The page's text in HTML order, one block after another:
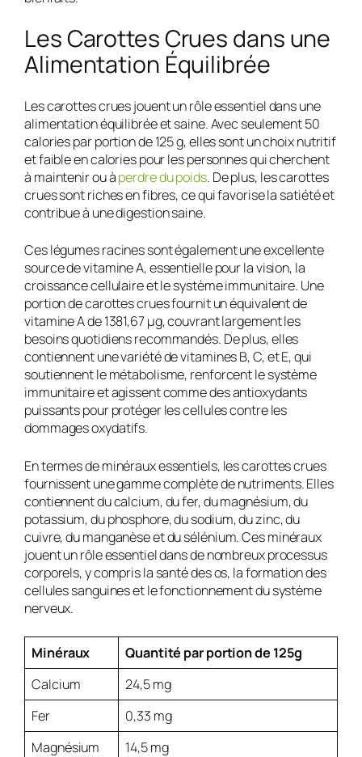
Les Carottes Crues dans une
Alimentation Équilibrée
Les carottes crues jouent un rôle essentiel dans une
alimentation équilibrée et saine. Avec seulement 50
calories par portion de 125 g, elles sont un choix nutritif
et faible en calories pour les personnes qui cherchent
à maintenir ou àperdre du poids. De plus, les carottes
crues sont riches en fibres, ce qui favorise la satiété et
contribue à une digestion saine.
Ces légumes racines sont également une excellente
source de vitamine A, essentielle pour la vision, la
croissance cellulaire et le système immunitaire. Une
portion de carottes crues fournit un équivalent de
vitamine A de 1381,67 µg, couvrant largement les
besoins quotidiens recommandés. De plus, elles
contiennent une variété de vitamines B, C, et E, qui
soutiennent le métabolisme, renforcent le système
immunitaire et agissent comme des antioxydants
puissants pour protéger les cellules contre les
dommages oxydatifs.
En termes de minéraux essentiels, les carottes crues
fournissent une gamme complète de nutriments. Elles
contiennent du calcium, du fer, du magnésium, du
potassium, du phosphore, du sodium, du zinc, du
cuivre, du manganèse et du sélénium. Ces minéraux
jouent un rôle essentiel dans de nombreux processus
corporels, y compris la santé des os, la formation des
cellules sanguines et le fonctionnement du système
nerveux.
Minéraux
Quantité par portion de 125g
Calcium
24,5 mg
Fer
0,33 mg
Magnésium
14,5 mg